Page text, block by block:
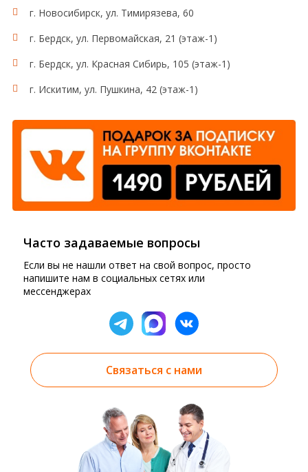
г. Новосибирск, ул. Тимирязева, 60
г. Бердск, ул. Первомайская, 21 (этаж-1)
г. Бердск, ул. Красная Сибирь, 105 (этаж-1)
г. Искитим, ул. Пушкина, 42 (этаж-1)
Часто задаваемые вопросы
Если вы не нашли ответ на свой вопрос, просто
напишите нам в социальных сетях или
мессенджерах
Связаться с нами